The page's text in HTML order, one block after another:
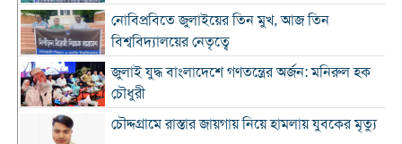
নোবিপ্রবিতে জুলাইয়ের তিন মুখ, আজ তিন
বিশ্ববিদ্যালয়ের নেতৃত্বে
জুলাই যুদ্ধ বাংলাদেশে গণতন্ত্রের অর্জন: মনিরুল হক
চৌধুরী
চৌদ্দগ্রামে রাস্তার জায়গায় নিয়ে হামলায় যুবকের মৃত্যু